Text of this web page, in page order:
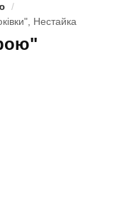
/
Нестайка